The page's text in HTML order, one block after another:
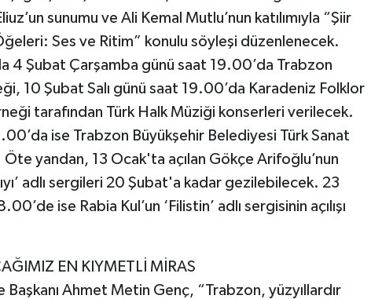
sunumu ve Ali Kemal Mutlu’nun katılımıyla “Şiir
Ses ve Ritim” konulu söyleşi düzenlenecek.
4 Şubat Çarşamba günü saat 19.00’da Trabzon
10 Şubat Salı günü saat 19.00’da Karadeniz Folklor
tarafından Türk Halk Müziği konserleri verilecek.
ise Trabzon Büyükşehir Belediyesi Türk Sanat
yandan, 13 Ocak'ta açılan Gökçe Arifoğlu’nun
adlı sergileri 20 Şubat'a kadar gezilebilecek. 23
ise Rabia Kul’un ‘Filistin’ adlı sergisinin açılışı
EN KIYMETLİ MİRAS
Ahmet Metin Genç, “Trabzon, yüzyıllardır